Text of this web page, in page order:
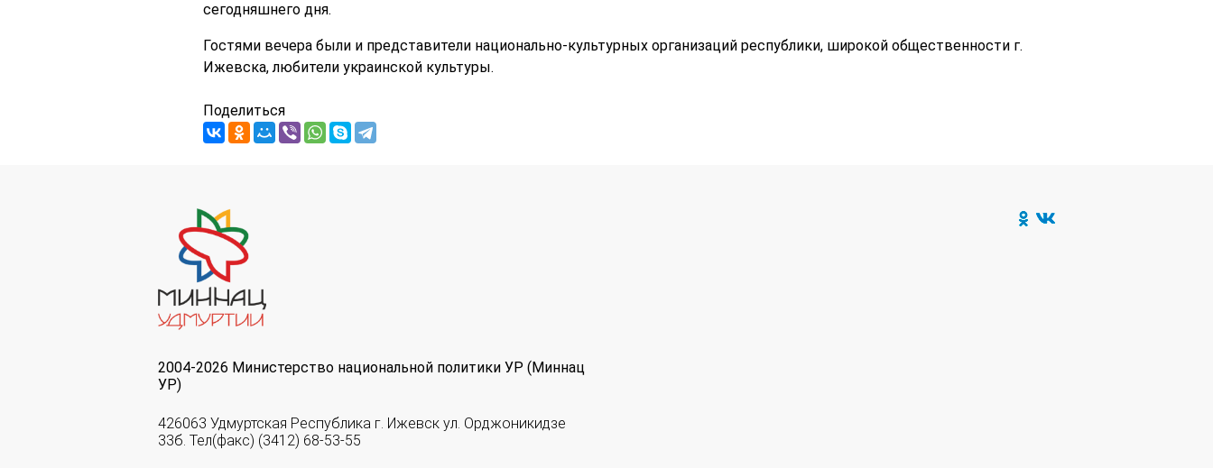
сегодняшнего дня.
Гостями вечера были и представители национально-культурных организаций республики, широкой общественности г.
Ижевска, любители украинской культуры.
Поделиться
2004-2026 Министерство национальной политики УР (Миннац
УР)
426063 Удмуртская Республика г. Ижевск ул. Орджоникидзе
33б. Тел(факс) (3412) 68-53-55